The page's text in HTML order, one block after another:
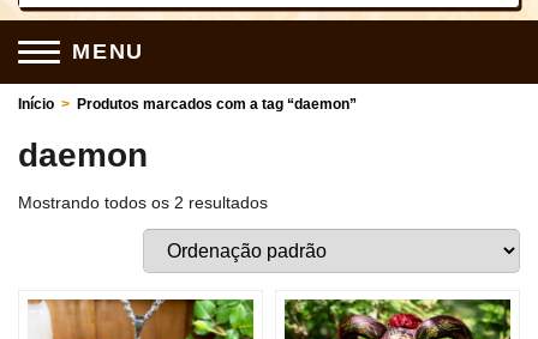
MENU
Início > Produtos marcados com a tag “daemon”
daemon
Mostrando todos os 2 resultados